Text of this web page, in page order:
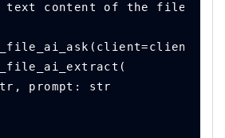
text content of the file.
prompt: str